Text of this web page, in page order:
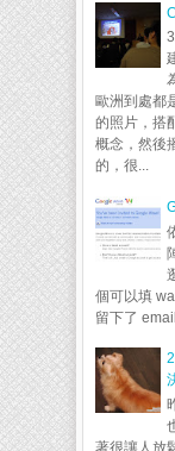
歐洲到處都
的照片，搭
概念，然後
的，很...
個可以填
留下了
著很讓人放